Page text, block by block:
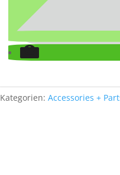
Kategorien: Accessories +